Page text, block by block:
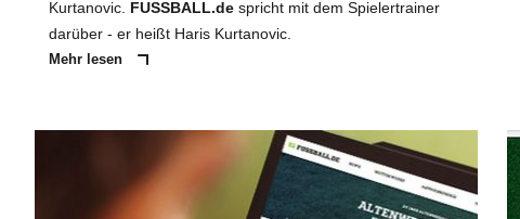
Kurtanovic. FUSSBALL.de spricht mit dem Spielertrainer
darüber - er heißt Haris Kurtanovic.
Mehr lesen